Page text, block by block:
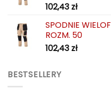
102,43 zł
SPODNIE
ROZM. 50
102,43 zł
BESTSELLERY